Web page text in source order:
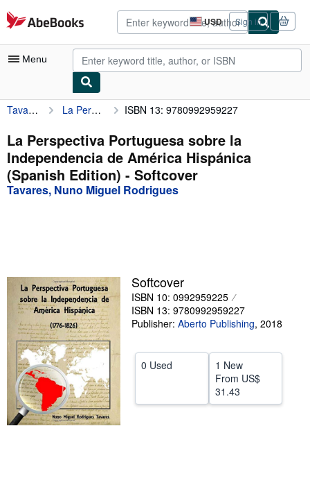
Skip to main content
AbeBooks.com USD
Site
shopping
preferences
Sign in
Menu
My Account
My Purchases
Advanced Search
Browse Collections
Sellers
Start Selling
Help
CLOSE
Tavares, Nuno Miguel Rodrigues La Perspectiva Portuguesa sobre la Independencia de América Hispánica (Spanish Edition) ISBN 13: 9780992959227
La Perspectiva Portuguesa sobre la
Independencia de América Hispánica
(Spanish Edition) - Softcover
Tavares, Nuno Miguel Rodrigues
Softcover
ISBN 10: 0992959225
ISBN 13: 9780992959227
Publisher: Aberto Publishing, 2018
0 Used
1 New
From US$
31.43